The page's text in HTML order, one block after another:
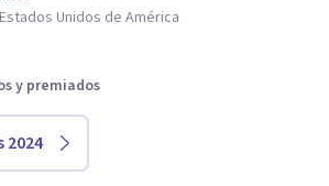
Unidos de América
y premiados
2024